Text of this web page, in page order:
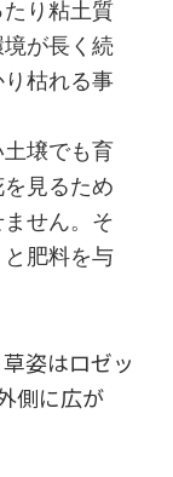
り粘土質
が長く続
り枯れる事
壌でも育
見るため
せん。そ
肥料を与
姿はロゼッ
側に広が